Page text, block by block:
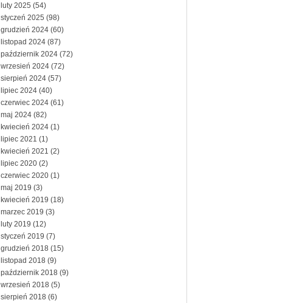
luty 2025 (54)
styczeń 2025 (98)
grudzień 2024 (60)
listopad 2024 (87)
październik 2024 (72)
wrzesień 2024 (72)
sierpień 2024 (57)
lipiec 2024 (40)
czerwiec 2024 (61)
maj 2024 (82)
kwiecień 2024 (1)
lipiec 2021 (1)
kwiecień 2021 (2)
lipiec 2020 (2)
czerwiec 2020 (1)
maj 2019 (3)
kwiecień 2019 (18)
marzec 2019 (3)
luty 2019 (12)
styczeń 2019 (7)
grudzień 2018 (15)
listopad 2018 (9)
październik 2018 (9)
wrzesień 2018 (5)
sierpień 2018 (6)